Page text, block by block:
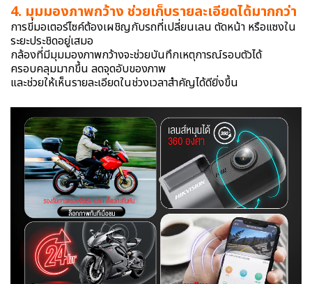
4. มุมมองภาพกว้าง ช่วยเก็บรายละเอียดได้มากกว่า
การขี่มอเตอร์ไซค์ต้องเผชิญกับรถที่เปลี่ยนเลน ตัดหน้า หรือแซงใน
ระยะประชิดอยู่เสมอ
กล้องที่มีมุมมองภาพกว้างจะช่วยบันทึกเหตุการณ์รอบตัวได้
ครอบคลุมมากขึ้น ลดจุดอับของภาพ
และช่วยให้เห็นรายละเอียดในช่วงเวลาสำคัญได้ดียิ่งขึ้น